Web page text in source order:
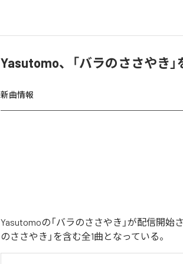
Yasutomo、「バラのささやき
新曲情報
Yasutomoの「バラのささやき」が配信開
のささやき」を含む全1曲となっている。